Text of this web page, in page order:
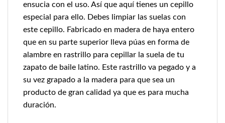
ensucia con el uso. Así que aquí tienes un cepillo
especial para ello. Debes limpiar las suelas con
este cepillo. Fabricado en madera de haya entero
que en su parte superior lleva púas en forma de
alambre en rastrillo para cepillar la suela de tu
zapato de baile latino. Este rastrillo va pegado y a
su vez grapado a la madera para que sea un
producto de gran calidad ya que es para mucha
duración.